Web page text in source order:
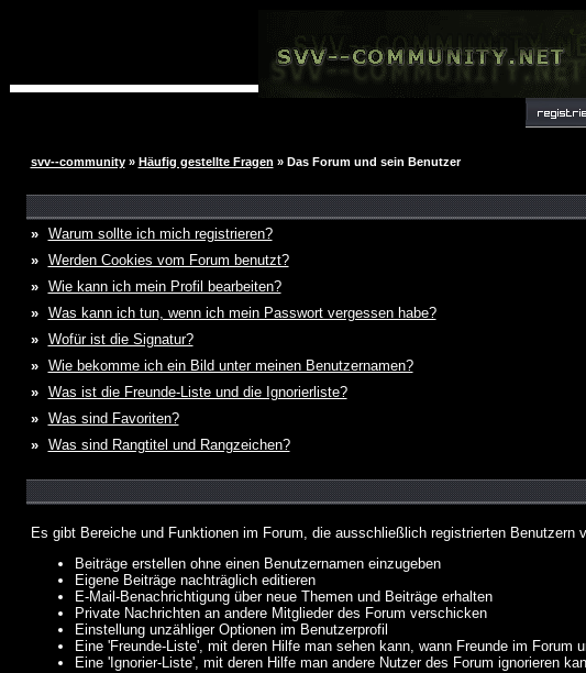
svv--community» Häufig gestellte Fragen » Das Forum und sein Benutzer
»
Warum sollte ich mich registrieren?
»
Werden Cookies vom Forum benutzt?
»
Wie kann ich mein Profil bearbeiten?
»
Was kann ich tun, wenn ich mein Passwort vergessen habe?
»
Wofür ist die Signatur?
»
Wie bekomme ich ein Bild unter meinen Benutzernamen?
»
Was ist die Freunde-Liste und die Ignorierliste?
»
Was sind Favoriten?
»
Was sind Rangtitel und Rangzeichen?
Es gibt Bereiche und Funktionen im Forum, die ausschließlich registrierten
Beiträge erstellen ohne einen Benutzernamen einzugeben
Eigene Beiträge nachträglich editieren
E-Mail-Benachrichtigung über neue Themen und Beiträge erhalten
Private Nachrichten an andere Mitglieder des Forum verschicken
Einstellung unzähliger Optionen im Benutzerprofil
Eine 'Freunde-Liste', mit deren Hilfe man sehen kann, wann Freunde im Forum
Eine 'Ignorier-Liste', mit deren Hilfe man andere Nutzer des Forum ignorieren